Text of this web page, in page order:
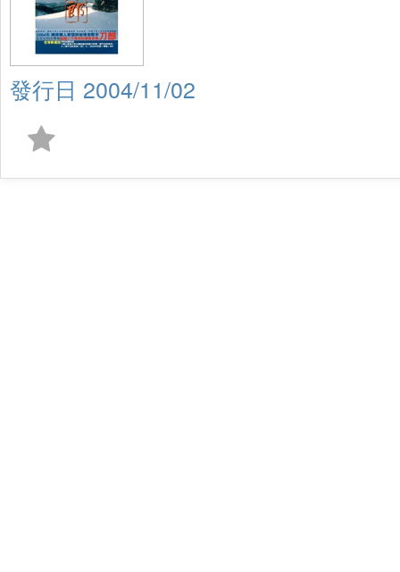
2004/11/02